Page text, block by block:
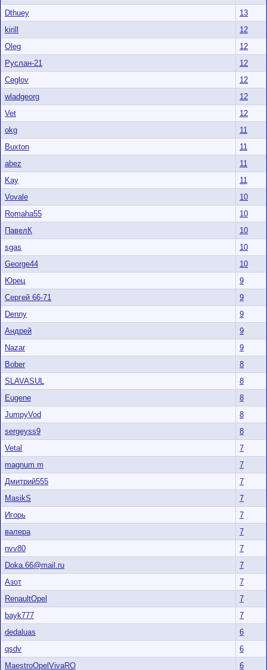
Dthuey
13
kirill
12
Oleg
12
Руслан-21
12
Ceglov
12
wladgeorg
12
Vet
12
okg
11
Buxton
11
abez
11
Kay
11
Vovale
10
Romaha55
10
ПавелК
10
sgas
10
George44
10
Юрец
9
Сергей 66-71
9
Denny
9
Андpей
9
Nazar
9
Bober
8
SLAVASUL
8
Eugene
8
JumpyVod
8
sergeyss9
8
Vetal
7
magnum m
7
Дмитрий555
7
MasikS
7
Игорь
7
валера
7
nvv80
7
Doka.66@mail.ru
7
Азот
7
RenaultOpel
7
bayk777
7
dedaluas
6
qsdv
6
MaestroOpelVivaRO
6